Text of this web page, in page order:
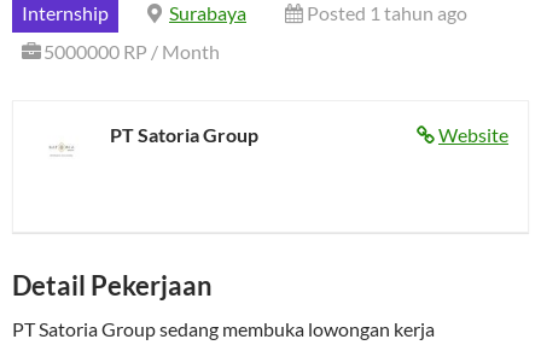
Internship Surabaya
Posted 1 tahun ago
5000000 RP / Month
Website
PT Satoria Group
Detail Pekerjaan
PT Satoria Group sedang membuka lowongan kerja